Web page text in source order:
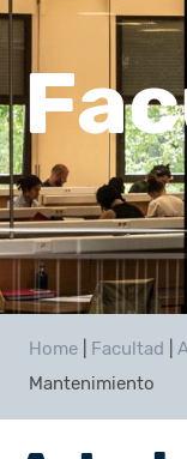
Home Facultad
Mantenimiento